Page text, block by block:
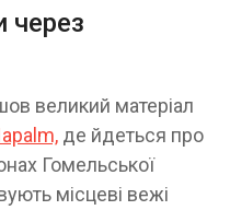
через
великий матеріал
де йдеться про
Гомельської
місцеві вежі